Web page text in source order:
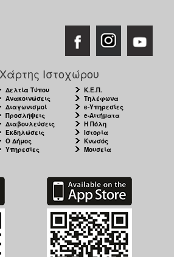
Χάρτης Ιστοχώρου
Δελτία Τύπου
Ανακοινώσεις
Διαγωνισμοί
Προσλήψεις
Διαβουλεύσεις
Εκδηλώσεις
Ο Δήμος
Υπηρεσίες
Κ.Ε.Π.
Τηλέφωνα
e-Υπηρεσίες
e-Αιτήματα
Η Πόλη
Ιστορία
Κνωσός
Μουσεία